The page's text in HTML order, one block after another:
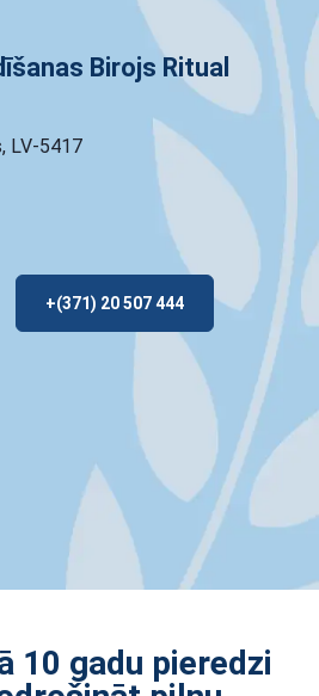
Birojs Ritual
LV-5417
+(371) 20 507 444
10 gadu pieredzi